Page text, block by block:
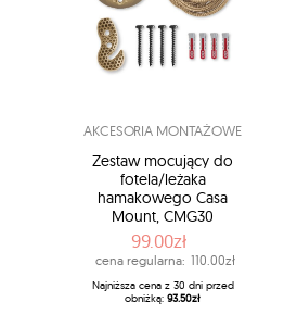
AKCESORIA MONTAŻOWE
Zestaw mocujący do
fotela/leżaka
hamakowego Casa
Mount, CMG30
99.00zł
cena regularna: 110.00zł
Najniższa cena z 30 dni przed
obniżką: 93.50zł